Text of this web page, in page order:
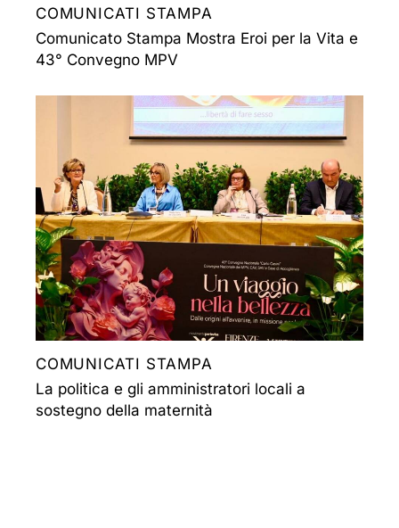
COMUNICATI STAMPA
Comunicato Stampa Mostra Eroi per la Vita e
43° Convegno MPV
COMUNICATI STAMPA
La politica e gli amministratori locali a
sostegno della maternità